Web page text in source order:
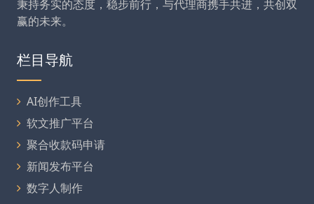
秉持务实的态度，稳步前行，与代理商携手共进，共创双
赢的未来。
栏目导航
AI创作工具
软文推广平台
聚合收款码申请
新闻发布平台
数字人制作